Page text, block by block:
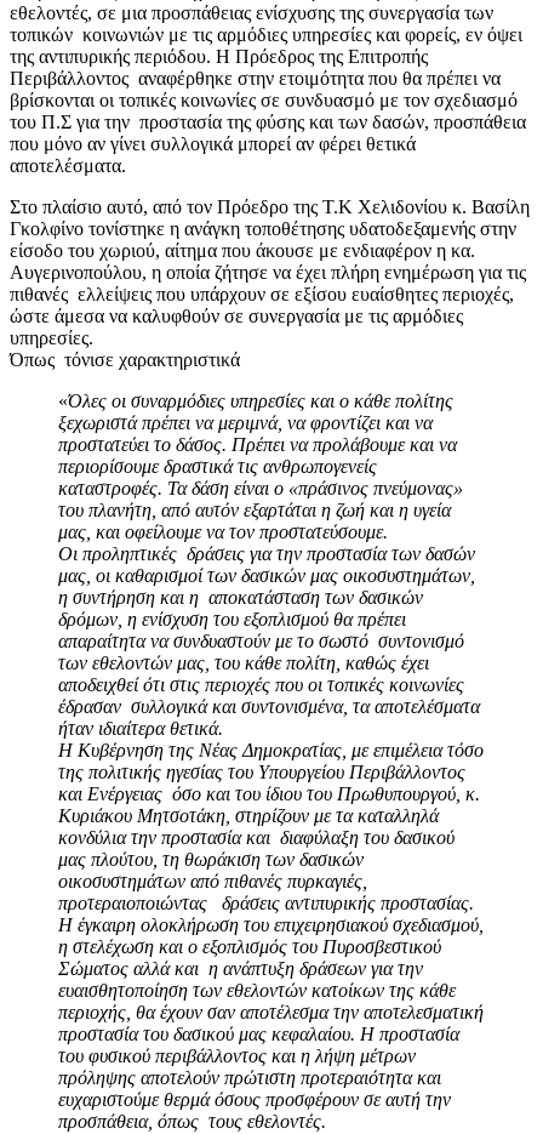
εθελοντές, σε μια προσπάθειας ενίσχυσης της συνεργασία των
τοπικών κοινωνιών με τις αρμόδιες υπηρεσίες και φορείς, εν όψει
της αντιπυρικής περιόδου. Η Πρόεδρος της Επιτροπής
Περιβάλλοντος αναφέρθηκε στην ετοιμότητα που θα πρέπει να
βρίσκονται οι τοπικές κοινωνίες σε συνδυασμό με τον σχεδιασμό
του Π.Σ για την προστασία της φύσης και των δασών, προσπάθεια
που μόνο αν γίνει συλλογικά μπορεί αν φέρει θετικά
αποτελέσματα.
Στο πλαίσιο αυτό, από τον Πρόεδρο της Τ.Κ Χελιδονίου κ. Βασίλη
Γκολφίνο τονίστηκε η ανάγκη τοποθέτησης υδατοδεξαμενής στην
είσοδο του χωριού, αίτημα που άκουσε με ενδιαφέρον η κα.
Αυγερινοπούλου, η οποία ζήτησε να έχει πλήρη ενημέρωση για τις
πιθανές ελλείψεις που υπάρχουν σε εξίσου ευαίσθητες περιοχές,
ώστε άμεσα να καλυφθούν σε συνεργασία με τις αρμόδιες
υπηρεσίες.
Όπως τόνισε χαρακτηριστικά
«Όλες οι συναρμόδιες υπηρεσίες και ο κάθε πολίτης
ξεχωριστά πρέπει να μεριμνά, να φροντίζει και να
προστατεύει το δάσος. Πρέπει ναπρολάβουμε και να
περιορίσουμε δραστικά τις ανθρωπογενείς
καταστροφές. Τα δάση είναι ο «πράσινος πνεύμονας»
του πλανήτη, από αυτόν εξαρτάται η ζωή και η υγεία
μας, και οφείλουμε να τον προστατεύσουμε.
Οι προληπτικές δράσεις για την προστασία των δασών
μας, οι καθαρισμοί των δασικών μας οικοσυστημάτων,
η συντήρηση και η αποκατάσταση των δασικών
δρόμων, η ενίσχυση του εξοπλισμού θα πρέπει
απαραίτητα να συνδυαστούν με το σωστό συντονισμό
των εθελοντών μας, του κάθε πολίτη, καθώς έχει
αποδειχθεί ότι στις περιοχές που οι τοπικές κοινωνίες
έδρασαν συλλογικά και συντονισμένα, τααποτελέσματα
ήταν ιδιαίτερα θετικά.
Η Κυβέρνηση της Νέας Δημοκρατίας, με επιμέλειατόσο
της πολιτικής ηγεσίας του Υπουργείου Περιβάλλοντος
και Ενέργειας όσο και του ίδιου του Πρωθυπουργού, κ.
Κυριάκου Μητσοτάκη, στηρίζουν με τα καταλληλά
κονδύλια την προστασία και διαφύλαξη του δασικού
μας πλούτου, τη θωράκιση των δασικών
οικοσυστημάτων από πιθανές πυρκαγιές,
προτεραιοποιώντας δράσεις αντιπυρικής προστασίας.
Η έγκαιρη ολοκλήρωση του επιχειρησιακού σχεδιασμού,
η στελέχωση και ο εξοπλισμός του Πυροσβεστικού
Σώματος αλλά και η ανάπτυξη δράσεων για την
ευαισθητοποίηση των εθελοντών κατοίκων της κάθε
περιοχής, θα έχουν σαν αποτέλεσματην αποτελεσματική
προστασία του δασικού μας κεφαλαίου. Η προστασία
του φυσικού περιβάλλοντος και η λήψη μέτρων
πρόληψης αποτελούν πρώτιστη προτεραιότητα και
ευχαριστούμε θερμά όσους προσφέρουν σε αυτή την
προσπάθεια, όπως τους εθελοντές.